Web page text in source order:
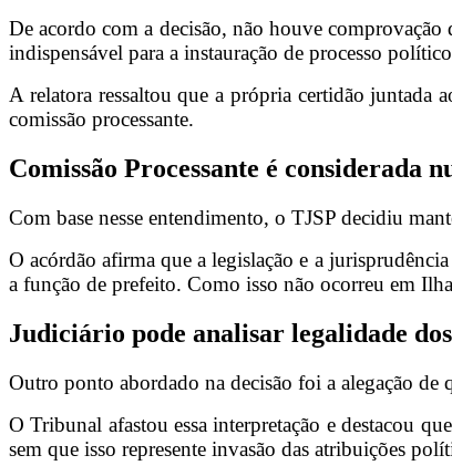
De acordo com a decisão, não houve
indispensável para a instauração de processo
A relatora ressaltou que a própria certidão juntada
comissão processante.
Comissão Processante é considerada
Com base nesse entendimento, o TJSP decidiu
O acórdão afirma que a legislação e a
a função de prefeito. Como isso não ocorreu em
Judiciário pode analisar legalidade
Outro ponto abordado na decisão foi a alegação
O Tribunal afastou essa interpretação e destacou
sem que isso represente invasão das atribuições